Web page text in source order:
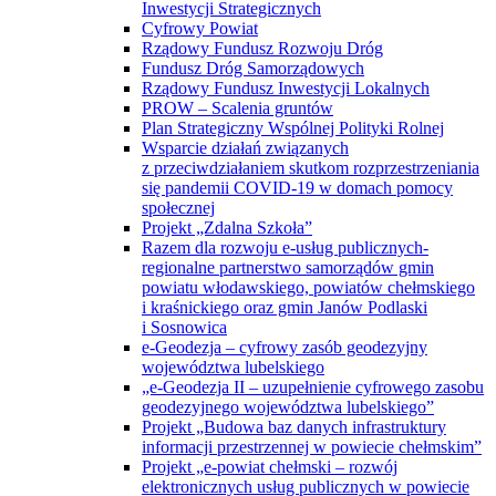
Inwestycji Strategicznych
Cyfrowy Powiat
Rządowy Fundusz Rozwoju Dróg
Fundusz Dróg Samorządowych
Rządowy Fundusz Inwestycji Lokalnych
PROW – Scalenia gruntów
Plan Strategiczny Wspólnej Polityki Rolnej
Wsparcie działań związanych
z przeciwdziałaniem skutkom rozprzestrzeniania
się pandemii COVID-19 w domach pomocy
społecznej
Projekt „Zdalna Szkoła”
Razem dla rozwoju e-usług publicznych-
regionalne partnerstwo samorządów gmin
powiatu włodawskiego, powiatów chełmskiego
i kraśnickiego oraz gmin Janów Podlaski
i Sosnowica
e-Geodezja – cyfrowy zasób geodezyjny
województwa lubelskiego
„e-Geodezja II – uzupełnienie cyfrowego zasobu
geodezyjnego województwa lubelskiego”
Projekt „Budowa baz danych infrastruktury
informacji przestrzennej w powiecie chełmskim”
Projekt „e-powiat chełmski – rozwój
elektronicznych usług publicznych w powiecie